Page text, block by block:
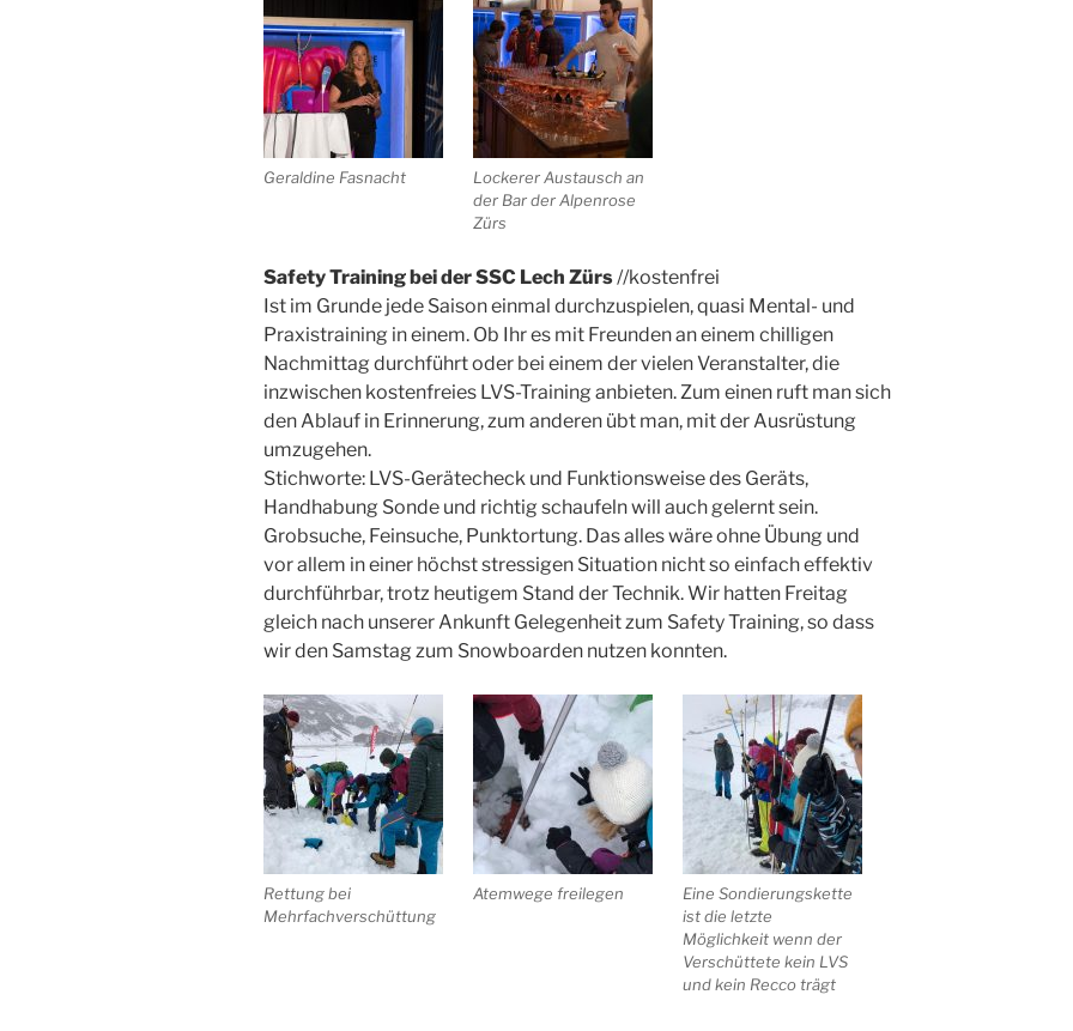
Geraldine Fasnacht
Lockerer Austausch an
der Bar der Alpenrose
Zürs
Safety Training bei der SSC Lech Zürs//kostenfrei
Ist im Grunde jede Saison einmal durchzuspielen, quasi Mental- und
Praxistraining in einem. Ob Ihr es mit Freunden an einem chilligen
Nachmittag durchführt oder bei einem der vielen Veranstalter, die
inzwischen kostenfreies LVS-Training anbieten. Zum einen ruft man sich
den Ablauf in Erinnerung, zum anderen übt man, mit der Ausrüstung
umzugehen.
Stichworte: LVS-Gerätecheck und Funktionsweise des Geräts,
Handhabung Sonde und richtig schaufeln will auch gelernt sein.
Grobsuche, Feinsuche, Punktortung. Das alles wäre ohne Übung und
vor allem in einer höchst stressigen Situation nicht so einfach effektiv
durchführbar, trotz heutigem Stand der Technik. Wir hatten Freitag
gleich nach unserer Ankunft Gelegenheit zum Safety Training, so dass
wir den Samstag zum Snowboarden nutzen konnten.
Rettung bei
Mehrfachverschüttung
Atemwege freilegen
Eine Sondierungskette
ist die letzte
Möglichkeit wenn der
Verschüttete kein LVS
und kein Recco trägt